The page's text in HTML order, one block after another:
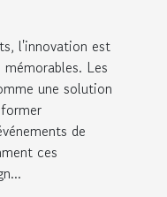
l'innovation est
Les
une solution
de
ces